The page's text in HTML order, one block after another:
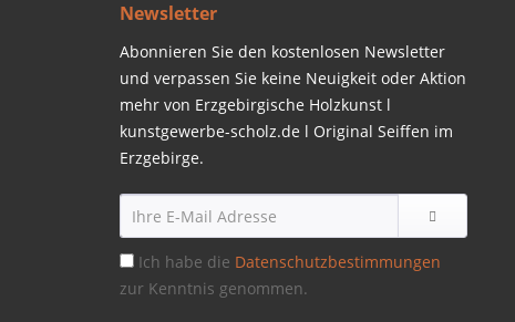
Newsletter
Abonnieren Sie den kostenlosen Newsletter
und verpassen Sie keine Neuigkeit oder Aktion
mehr von Erzgebirgische Holzkunst l
kunstgewerbe-scholz.de l Original Seiffen im
Erzgebirge.
Ich habe die Datenschutzbestimmungen
zur Kenntnis genommen.